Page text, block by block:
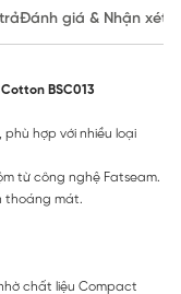
Đánh giá & Nhận xét
BSC013
hợp với nhiều loại
từ công nghệ Fatseam.
thoáng mát.
chất liệu Compact